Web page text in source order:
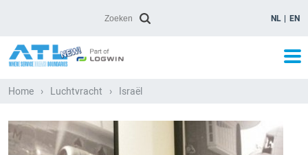
NL EN
Home › Luchtvracht › Israël